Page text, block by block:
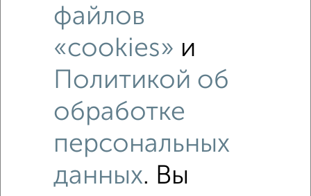
Рядом, с меньшей ценой
Недалеко от Героя России Эдуарда Белана 16 с ценой
файлов
«cookies» и
Политикой об
обработке
персональных
данных. Вы